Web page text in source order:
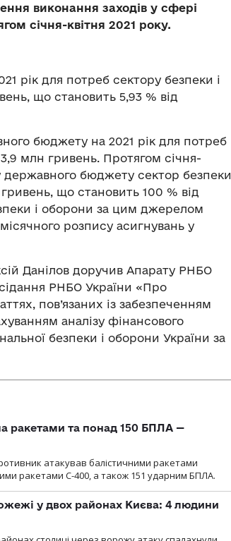
виконання заходів у сфері
січня-квітня 2021 року.
рік для потреб сектору безпеки і
що становить 5,93 % від
бюджету на 2021 рік для потреб
млн гривень. Протягом січня-
державного бюджету сектор безпеки
що становить 100 % від
і оборони за цим джерелом
розпису асигнувань у
Данілов доручив Апарату РНБО
РНБО України «Про
пов’язаних із забезпеченням
аналізу фінансового
безпеки і оборони України за
ракетами та понад 150 БПЛА —
атакував балістичними ракетами
ракетами С-400, а також 151 ударним БПЛА.
у двох районах Києва: 4 людини